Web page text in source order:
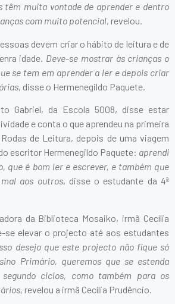
têm muita vontade de aprender e dentro
com muito potencial, revelou.
devem criar o hábito de leitura e de
idade. Deve-se mostrar às crianças o
se tem em aprender a ler e depois criar
, disse o Hermenegildo Paquete.
Gabriel, da Escola 5008, disse estar
e conta o que aprendeu na primeira
de Leitura, depois de uma viagem
escritor Hermenegildo Paquete: aprendi
que é bom ler e escrever, e também que
aos outros, disse o estudante da 4ª
da Biblioteca Mosaiko, irmã Cecília
se elevar o projecto até aos estudantes
desejo que este projecto não fique só
Primário, queremos que se estenda
ciclos, como também para os
, revelou a irmã Cecília Prudêncio.